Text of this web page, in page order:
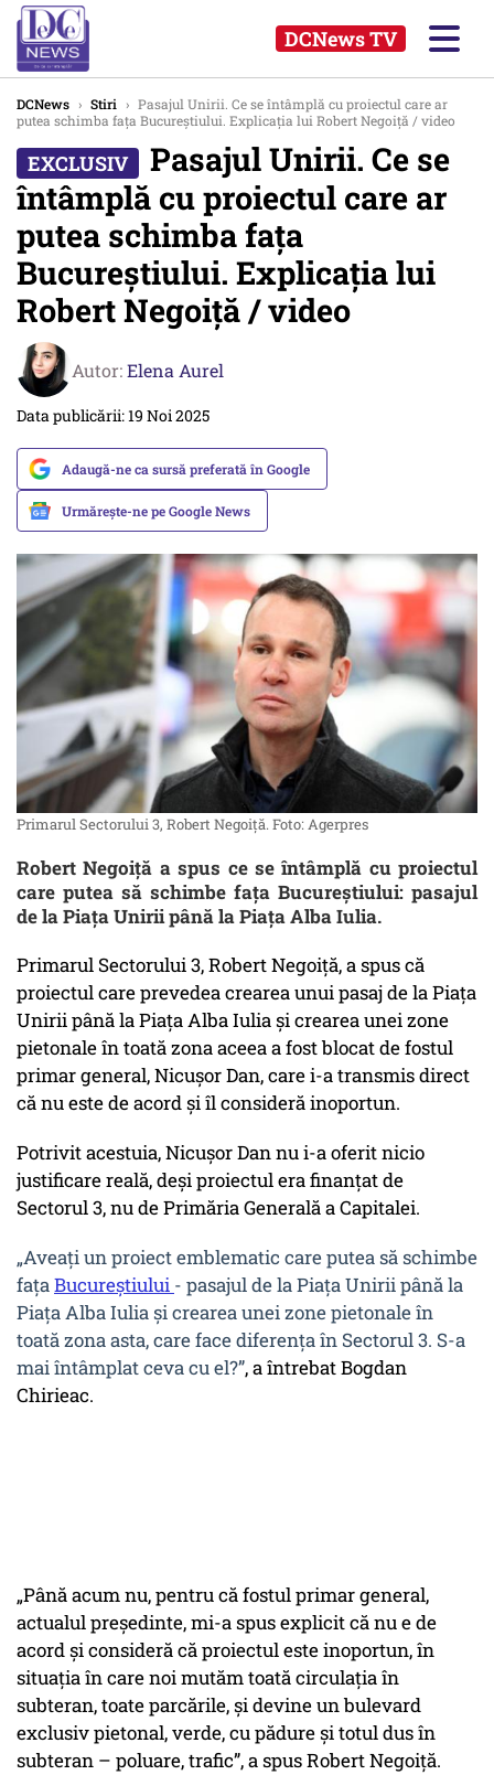
DCNews TV
DCNews › Stiri › Pasajul Unirii. Ce se întâmplă cu proiectul care ar
putea schimba fața Bucureștiului. Explicația lui Robert Negoiță / video
Pasajul Unirii. Ce se
întâmplă cu proiectul care ar
putea schimba fața
Bucureștiului. Explicația lui
Robert Negoiță / video
Autor:Elena Aurel
Data publicării: 19 Noi 2025
Adaugă-ne ca sursă preferată în Google
Urmărește-ne pe Google News
Primarul Sectorului 3, Robert Negoiță. Foto: Agerpres
Robert Negoiță a spus ce se întâmplă cu proiectul
care putea să schimbe fața Bucureștiului: pasajul
de la Piața Unirii până la Piața Alba Iulia.
Primarul Sectorului 3, Robert Negoiță, a spus că
proiectul care prevedea crearea unui pasaj de la Piața
Unirii până la Piața Alba Iulia și crearea unei zone
pietonale în toată zona aceea a fost blocat de fostul
primar general, Nicușor Dan, care i-a transmis direct
că nu este de acord și îl consideră inoportun.
Potrivit acestuia, Nicușor Dan nu i-a oferit nicio
justificare reală, deși proiectul era finanțat de
Sectorul 3, nu de Primăria Generală a Capitalei.
„Aveați un proiect emblematic care putea să schimbe
fațaBucureștiului - pasajul de la Piața Unirii până la
Piața Alba Iulia și crearea unei zone pietonale în
toată zona asta, care face diferența în Sectorul 3. S-a
mai întâmplat ceva cu el?”, a întrebat Bogdan
Chirieac.
„Până acum nu, pentru că fostul primar general,
actualul președinte, mi-a spus explicit că nu e de
acord și consideră că proiectul este inoportun, în
situația în care noi mutăm toată circulația în
subteran, toate parcările, și devine un bulevard
exclusiv pietonal, verde, cu pădure și totul dus în
subteran – poluare, trafic”, a spus Robert Negoiță.